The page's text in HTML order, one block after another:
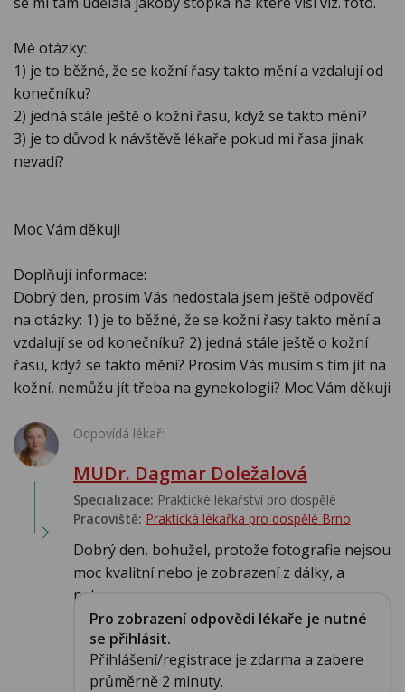
Mé otázky:
1) je to běžné, že se kožní řasy takto mění a vzdalují od
konečníku?
2) jedná stále ještě o kožní řasu, když se takto mění?
3) je to důvod k návštěvě lékaře pokud mi řasa jinak
nevadí?
Moc Vám děkuji
Doplňují informace:
Dobrý den, prosím Vás nedostala jsem ještě odpověď
na otázky: 1) je to běžné, že se kožní řasy takto mění a
vzdalují se od konečníku? 2) jedná stále ještě o kožní
řasu, když se takto mění? Prosím Vás musím s tím jít na
kožní, nemůžu jít třeba na gynekologii? Moc Vám děkuji
Odpovídá lékař:
MUDr. Dagmar Doležalová
Specializace: Praktické lékařství pro dospělé
Pracoviště: Praktická lékařka pro dospělé Brno
Dobrý den, bohužel, protože fotografie nejsou
moc kvalitní nebo je zobrazení z dálky, a
nelze...
Pro zobrazení odpovědi lékaře je nutné
se přihlásit.
Přihlášení/registrace je zdarma a zabere
průměrně 2 minuty.